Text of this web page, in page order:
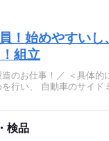
！始めやすいし
組立
具体的には…＞ ●組立 電動
を行い、 自動車のサイド
検品